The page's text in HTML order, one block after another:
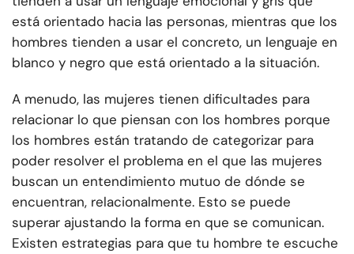
está orientado hacia las personas, mientras que los
hombres tienden a usar el concreto, un lenguaje en
blanco y negro que está orientado a la situación.
A menudo, las mujeres tienen dificultades para
relacionar lo que piensan con los hombres porque
los hombres están tratando de categorizar para
poder resolver el problema en el que las mujeres
buscan un entendimiento mutuo de dónde se
encuentran, relacionalmente. Esto se puede
superar ajustando la forma en que se comunican.
Existen estrategias para que tu hombre te escuche